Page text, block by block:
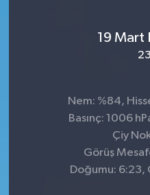
19 Mart
Nem: %84,
Basınç: 1006
Çiy
Görüş
Doğumu: 6:23,